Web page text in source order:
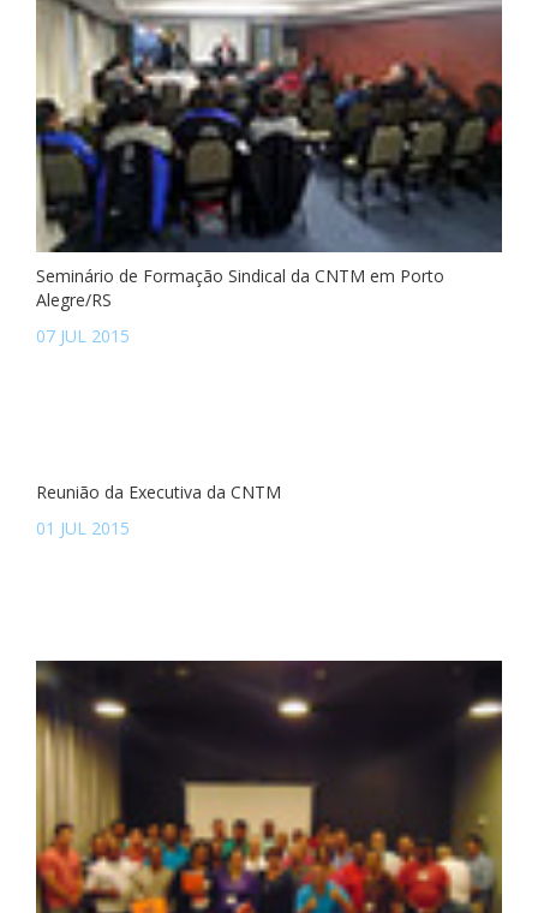
Seminário de Formação Sindical da CNTM em Porto
Alegre/RS
07 JUL 2015
Reunião da Executiva da CNTM
01 JUL 2015